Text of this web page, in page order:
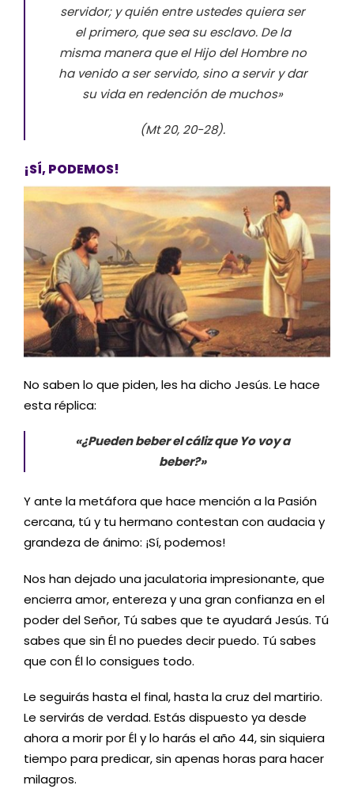
servidor; y quién entre ustedes quiera ser
el primero, que sea su esclavo. De la
misma manera que el Hijo del Hombre no
ha venido a ser servido, sino a servir y dar
su vida en redención de muchos»
(Mt 20, 20-28).
¡SÍ, PODEMOS!
No saben lo que piden, les ha dicho Jesús. Le hace
esta réplica:
«¿Pueden beber el cáliz que Yo voy a
beber?»
Y ante la metáfora que hace mención a la Pasión
cercana, tú y tu hermano contestan con audacia y
grandeza de ánimo: ¡Sí, podemos!
Nos han dejado una jaculatoria impresionante, que
encierra amor, entereza y una gran confianza en el
poder del Señor, Tú sabes que te ayudará Jesús. Tú
sabes que sin Él no puedes decir puedo. Tú sabes
que con Él lo consigues todo.
Le seguirás hasta el final, hasta la cruz del martirio.
Le servirás de verdad. Estás dispuesto ya desde
ahora a morir por Él y lo harás el año 44, sin siquiera
tiempo para predicar, sin apenas horas para hacer
milagros.